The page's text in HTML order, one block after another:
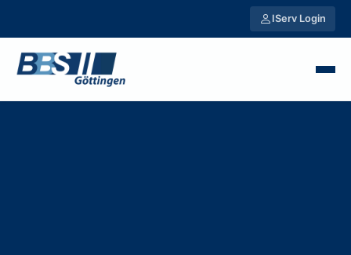
IServ Login